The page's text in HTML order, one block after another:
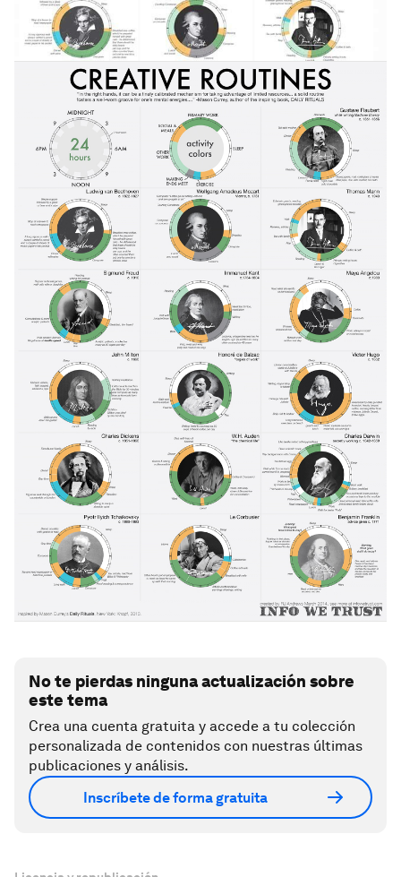
No te pierdas ninguna actualización sobre
este tema
Crea una cuenta gratuita y accede a tu colección
personalizada de contenidos con nuestras últimas
publicaciones y análisis.
Inscríbete de forma gratuita